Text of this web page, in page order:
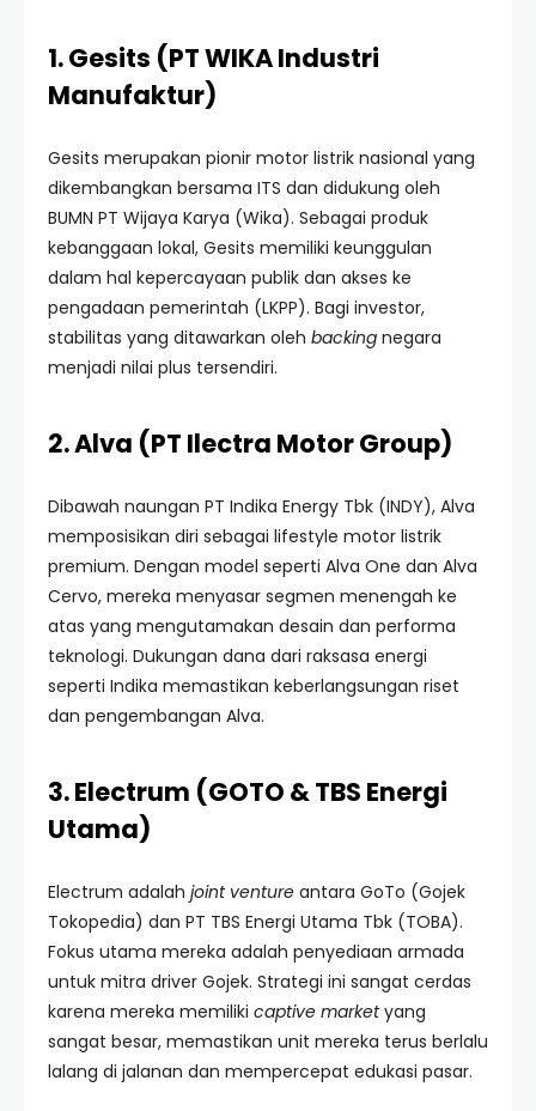
1. Gesits (PT WIKA Industri
Manufaktur)
Gesits merupakan pionir motor listrik nasional yang
dikembangkan bersama ITS dan didukung oleh
BUMN PT Wijaya Karya (Wika). Sebagai produk
kebanggaan lokal, Gesits memiliki keunggulan
dalam hal kepercayaan publik dan akses ke
pengadaan pemerintah (LKPP). Bagi investor,
stabilitas yang ditawarkan oleh backing negara
menjadi nilai plus tersendiri.
2. Alva (PT Ilectra Motor Group)
Dibawah naungan PT Indika Energy Tbk (INDY), Alva
memposisikan diri sebagai lifestyle motor listrik
premium. Dengan model seperti Alva One dan Alva
Cervo, mereka menyasar segmen menengah ke
atas yang mengutamakan desain dan performa
teknologi. Dukungan dana dari raksasa energi
seperti Indika memastikan keberlangsungan riset
dan pengembangan Alva.
3. Electrum (GOTO & TBS Energi
Utama)
Electrum adalah joint venture antara GoTo (Gojek
Tokopedia) dan PT TBS Energi Utama Tbk (TOBA).
Fokus utama mereka adalah penyediaan armada
untuk mitra driver Gojek. Strategi ini sangat cerdas
karena mereka memiliki captive marketyang
sangat besar, memastikan unit mereka terus berlalu
lalang di jalanan dan mempercepat edukasi pasar.